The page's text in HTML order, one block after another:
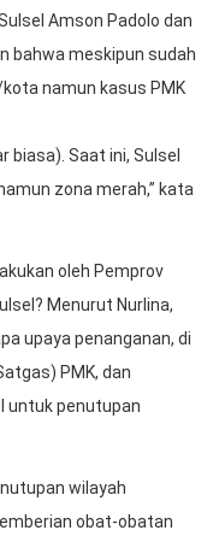
Amson Padolo dan
bahwa meskipun sudah
namun kasus PMK
biasa). Saat ini, Sulsel
zona merah,” kata
oleh Pemprov
Menurut Nurlina,
upaya penanganan, di
PMK, dan
untuk penutupan
wilayah
obat-obatan